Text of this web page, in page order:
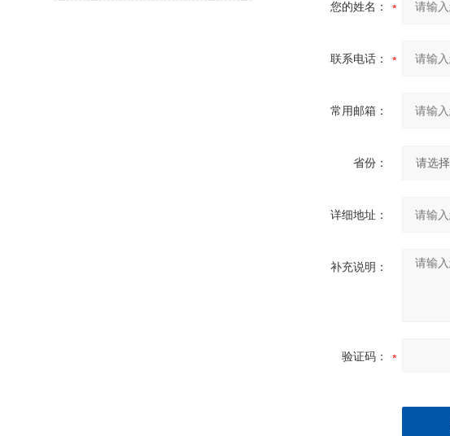
您的姓名：
联系电话：
常用邮箱：
省份：
详细地址：
补充说明：
验证码：